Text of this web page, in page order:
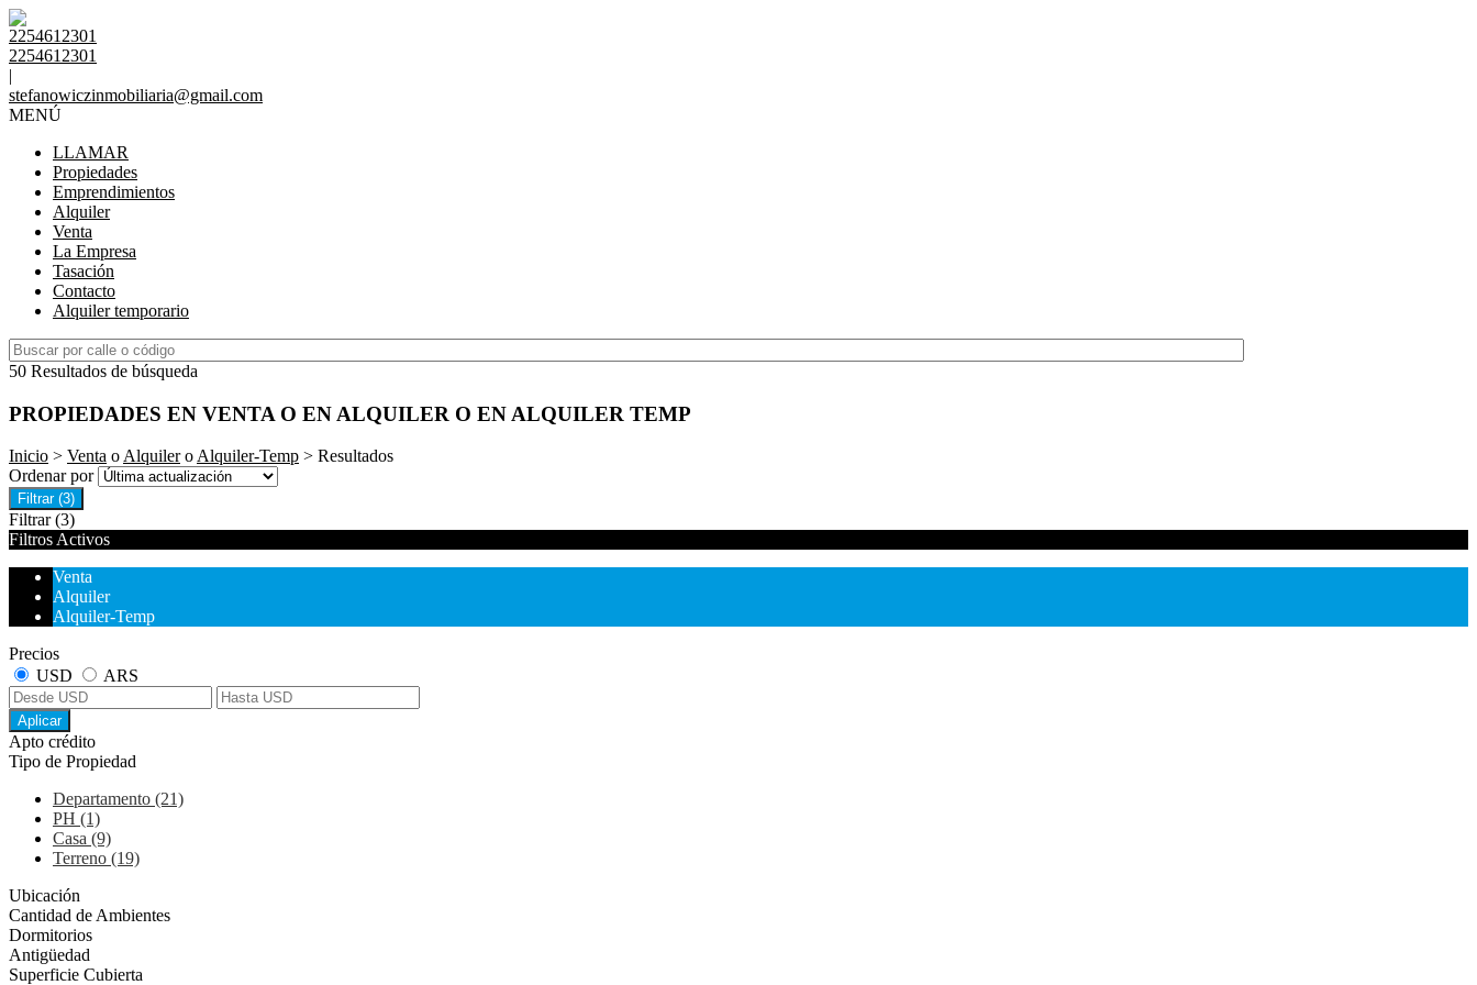
2254612301
2254612301
|
stefanowiczinmobiliaria@gmail.com
MENÚ
LLAMAR
Propiedades
Emprendimientos
Alquiler
Venta
La Empresa
Tasación
Contacto
Alquiler temporario
50 Resultados de búsqueda
PROPIEDADES EN VENTA O EN ALQUILER O EN ALQUILER TEMP
Inicio > Venta oAlquileroAlquiler-Temp > Resultados
Ordenar por
Filtrar (3)
Filtrar (3)
Filtros Activos
Venta
Alquiler
Alquiler-Temp
Precios
USD
ARS
Aplicar
Apto crédito
Tipo de Propiedad
Departamento (21)
PH (1)
Casa (9)
Terreno (19)
Ubicación
Cantidad de Ambientes
Dormitorios
Antigüedad
Superficie Cubierta